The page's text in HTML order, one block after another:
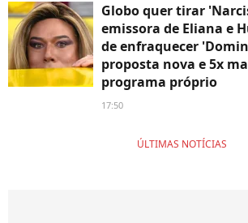
Globo quer tirar
emissora de Eliana e
de enfraquecer
proposta nova e 5x
programa próprio
17:50
ÚLTIMAS NOTÍCIAS